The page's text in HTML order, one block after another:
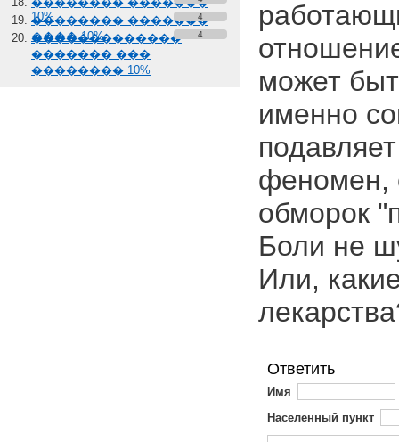
10%
�������� �������
���� 10%
4
�������������
������� ���
�������� 10%
4
может
именно
феномен,
обморок
Боли не
Или,
Ответить
Имя
Населенный пункт